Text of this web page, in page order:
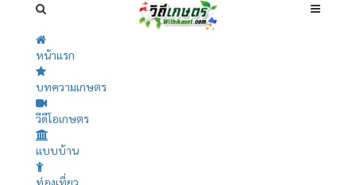
หน้าแรก
บทความเกษตร
วีดีโอเกษตร
แบบบ้าน
ท่องเที่ยว